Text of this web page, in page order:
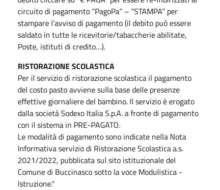
circuito di pagamento “PagoPa” – “STAMPA” per
stampare l’avviso di pagamento (il debito può essere
saldato in tutte le ricevitorie/tabaccherie abilitate,
Poste, istituti di credito…).
RISTORAZIONE SCOLASTICA
Per il servizio di ristorazione scolastica il pagamento
del costo pasto avviene sulla base delle presenze
effettive giornaliere del bambino. Il servizio è erogato
dalla società Sodexo Italia S.p.A. a fronte di pagamento
con il sistema in PRE-PAGATO.
Le modalità di pagamento sono indicate nella Nota
Informativa servizio di Ristorazione Scolastica a.s.
2021/2022, pubblicata sul sito istituzionale del
Comune di Buccinasco sotto la voce Modulistica -
Istruzione."